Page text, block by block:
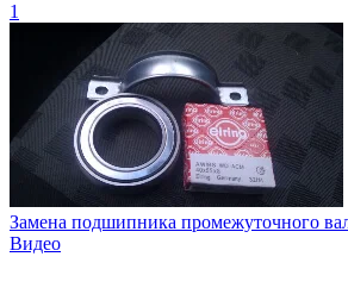
1
Замена подшипника промежуточного
Видео